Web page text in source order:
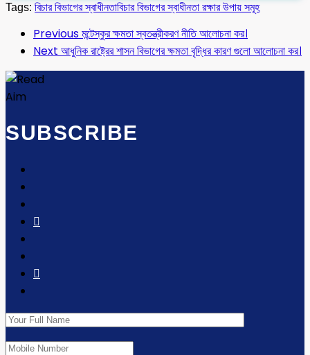
Tags: বিচার বিভাগের স্বাধীনতাবিচার বিভাগের স্বাধীনতা রক্ষার উপায় সমূহ
Previousমন্টেস্কুর ক্ষমতা স্বতন্ত্রীকরণ নীতি আলোচনা কর।
Next আধুনিক রাষ্ট্রের শাসন বিভাগের ক্ষমতা বৃদ্ধির কারণ গুলো আলোচনা কর।
SUBSCRIBE